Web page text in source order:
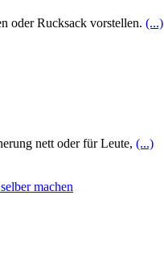
oder Rucksack vorstellen. (...)
nett oder für Leute, (...)